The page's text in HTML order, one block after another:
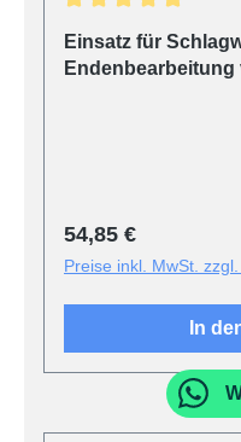
Einsatz für
Regulärer Preis:
54,85 €
Preise inkl. MwSt.
In
Produktgalerie